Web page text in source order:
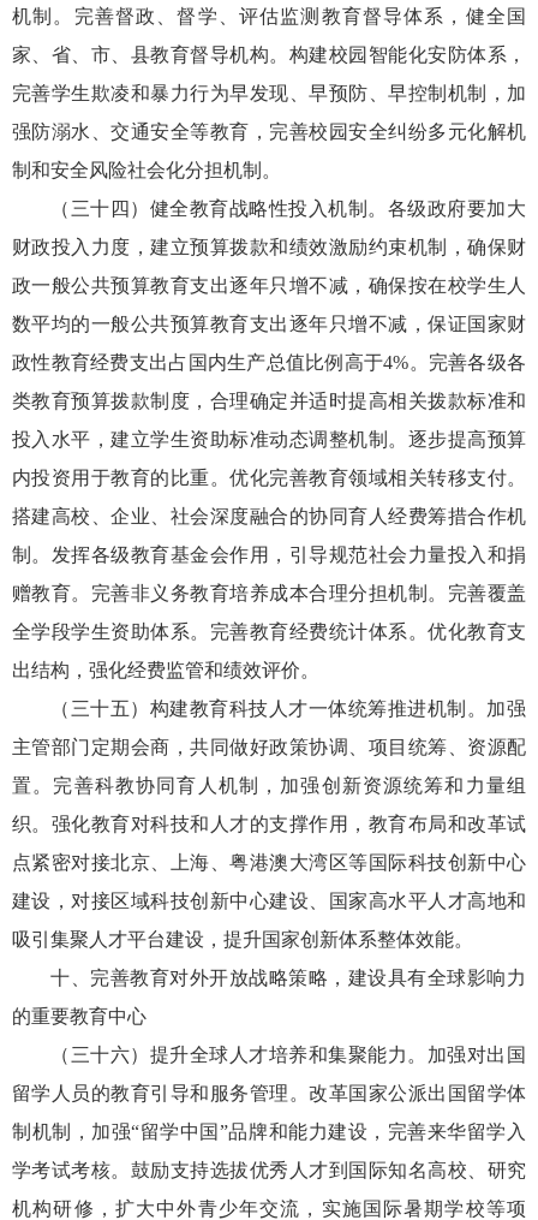
机制。完善督政、督学、评估监测教育督导体系，健全国
家、省、市、县教育督导机构。构建校园智能化安防体系，
完善学生欺凌和暴力行为早发现、早预防、早控制机制，加
强防溺水、交通安全等教育，完善校园安全纠纷多元化解机
制和安全风险社会化分担机制。
（三十四）健全教育战略性投入机制。各级政府要加大
财政投入力度，建立预算拨款和绩效激励约束机制，确保财
政一般公共预算教育支出逐年只增不减，确保按在校学生人
数平均的一般公共预算教育支出逐年只增不减，保证国家财
政性教育经费支出占国内生产总值比例高于4%。完善各级各
类教育预算拨款制度，合理确定并适时提高相关拨款标准和
投入水平，建立学生资助标准动态调整机制。逐步提高预算
内投资用于教育的比重。优化完善教育领域相关转移支付。
搭建高校、企业、社会深度融合的协同育人经费筹措合作机
制。发挥各级教育基金会作用，引导规范社会力量投入和捐
赠教育。完善非义务教育培养成本合理分担机制。完善覆盖
全学段学生资助体系。完善教育经费统计体系。优化教育支
出结构，强化经费监管和绩效评价。
（三十五）构建教育科技人才一体统筹推进机制。加强
主管部门定期会商，共同做好政策协调、项目统筹、资源配
置。完善科教协同育人机制，加强创新资源统筹和力量组
织。强化教育对科技和人才的支撑作用，教育布局和改革试
点紧密对接北京、上海、粤港澳大湾区等国际科技创新中心
建设，对接区域科技创新中心建设、国家高水平人才高地和
吸引集聚人才平台建设，提升国家创新体系整体效能。
十、完善教育对外开放战略策略，建设具有全球影响力
的重要教育中心
（三十六）提升全球人才培养和集聚能力。加强对出国
留学人员的教育引导和服务管理。改革国家公派出国留学体
制机制，加强“留学中国”品牌和能力建设，完善来华留学入
学考试考核。鼓励支持选拔优秀人才到国际知名高校、研究
机构研修，扩大中外青少年交流，实施国际暑期学校等项